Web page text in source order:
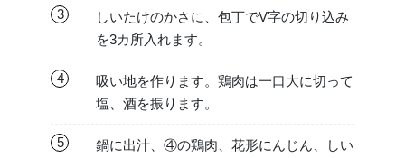
3
しいたけのかさに、包丁でV字の切り込み
を3カ所入れます。
4
吸い地を作ります。鶏肉は一口大に切って
塩、酒を振ります。
5
鍋に出汁、④の鶏肉、花形にんじん、しい